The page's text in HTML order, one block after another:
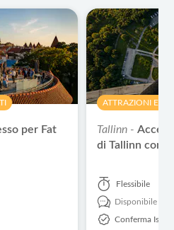
per Fat
ATTRAZIONI E
Tallinn -
di Tallinn con
Flessibile
Disponibile in:
Conferma